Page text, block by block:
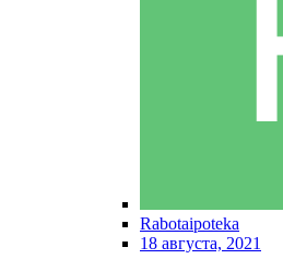
Rabotaipoteka
18 августа, 2021